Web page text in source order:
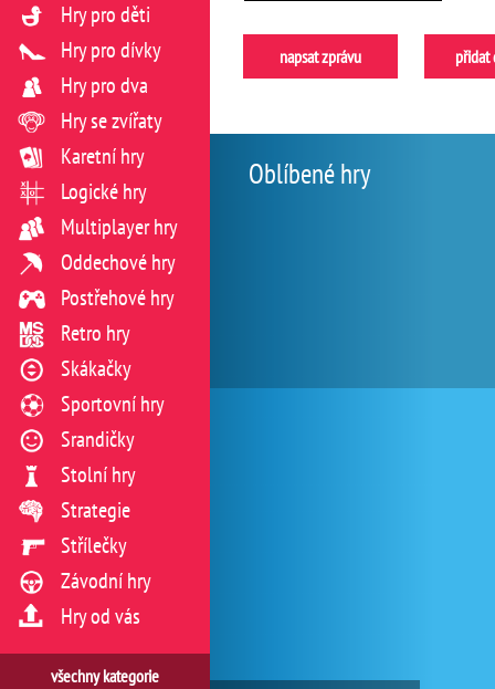
napsat zprávu přidat
Oblíbené hry
Hry pro děti
Hry pro dívky
Hry pro dva
Hry se zvířaty
Karetní hry
Logické hry
Multiplayer hry
Oddechové hry
Postřehové hry
Retro hry
Skákačky
Sportovní hry
Srandičky
Stolní hry
Strategie
Střílečky
Závodní hry
Hry od vás
všechny kategorie